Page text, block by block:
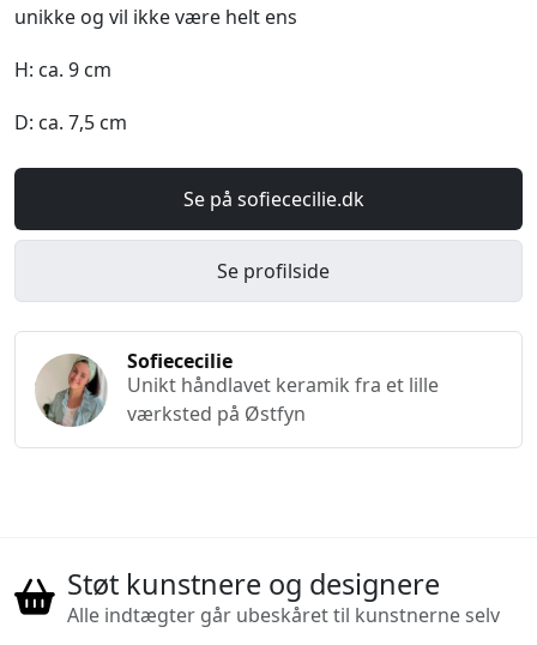
unikke og vil ikke være helt ens
H: ca. 9 cm
D: ca. 7,5 cm
Se på sofiececilie.dk
Se profilside
Sofiececilie
Unikt håndlavet keramik fra et lille
værksted på Østfyn
Støt kunstnere og designere
Alle indtægter går ubeskåret til kunstnerne selv